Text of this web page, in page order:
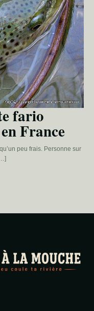
fario
France
peu frais. Personne sur